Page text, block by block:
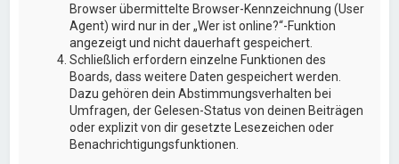
Browser übermittelte Browser-Kennzeichnung (User
Agent) wird nur in der „Wer ist online?“-Funktion
angezeigt und nicht dauerhaft gespeichert.
Schließlich erfordern einzelne Funktionen des
Boards, dass weitere Daten gespeichert werden.
Dazu gehören dein Abstimmungsverhalten bei
Umfragen, der Gelesen-Status von deinen Beiträgen
oder explizit von dir gesetzte Lesezeichen oder
Benachrichtigungsfunktionen.